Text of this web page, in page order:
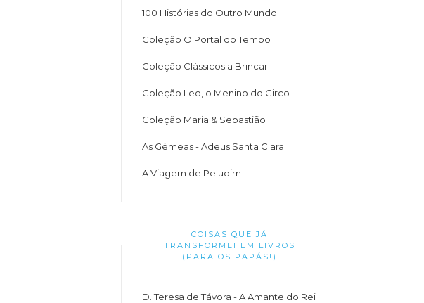
100 Histórias do Outro Mundo
Coleção O Portal do Tempo
Coleção Clássicos a Brincar
Coleção Leo, o Menino do Circo
Coleção Maria & Sebastião
As Gémeas - Adeus Santa Clara
A Viagem de Peludim
COISAS QUE JÁ
TRANSFORMEI EM LIVROS
(PARA OS PAPÁS!)
D. Teresa de Távora - A Amante do Rei